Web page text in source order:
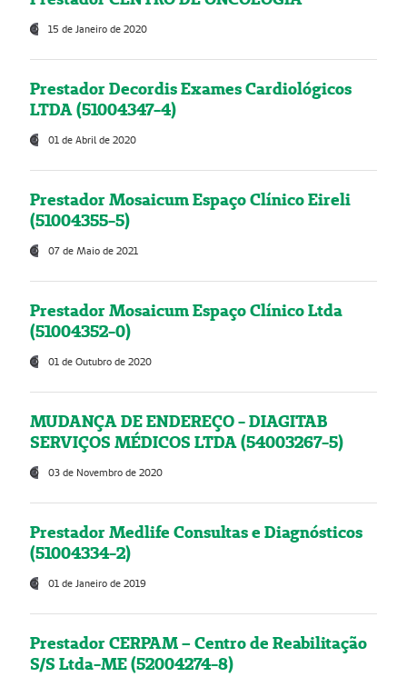
15 de Janeiro de 2020
Prestador Decordis Exames Cardiológicos
LTDA (51004347-4)
01 de Abril de 2020
Prestador Mosaicum Espaço Clínico Eireli
(51004355-5)
07 de Maio de 2021
Prestador Mosaicum Espaço Clínico Ltda
(51004352-0)
01 de Outubro de 2020
MUDANÇA DE ENDEREÇO - DIAGITAB
SERVIÇOS MÉDICOS LTDA (54003267-5)
03 de Novembro de 2020
Prestador Medlife Consultas e Diagnósticos
(51004334-2)
01 de Janeiro de 2019
Prestador CERPAM – Centro de Reabilitação
S/S Ltda-ME (52004274-8)